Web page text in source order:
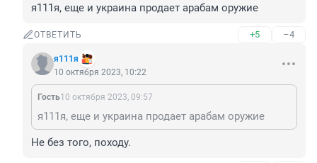
я111я, еще и украина продает арабам оружие
ОТВЕТИТЬ +5 –4
я111я
10 октября 2023, 10:22
Гость10 октября 2023, 09:57
я111я, еще и украина продает арабам оружие
Не без того, походу.